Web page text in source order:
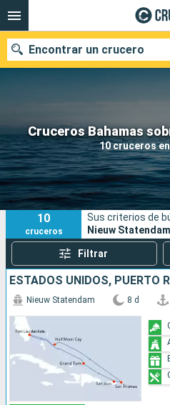
Cruceros Bahamas
10 cruceros
Encontrar un crucero
Fecha de salida
10
cruceros
Sus criterios de
Nieuw
Filtrar
Nieuw Statendam 8 d